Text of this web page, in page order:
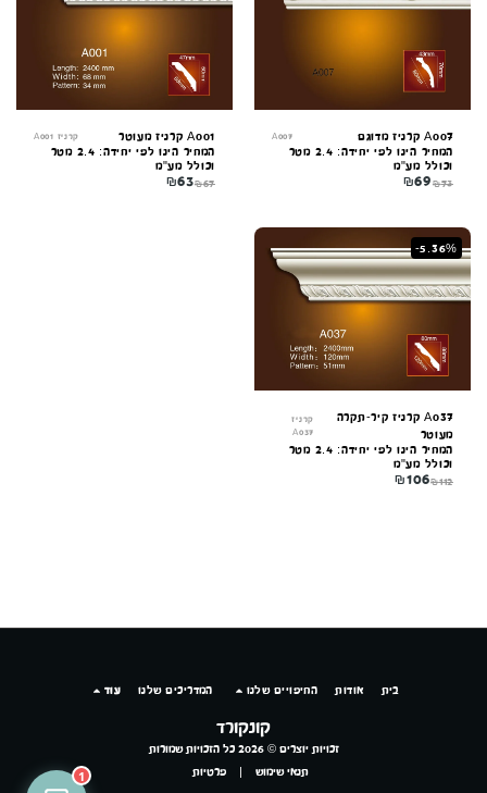
A007 קרניז מדוגם A007
המחיר הינו לפי יחידה: 2.4 מטר
וכולל מע"מ
₪73
₪69
A001 קרניז מעוטר קרניז A001
המחיר הינו לפי יחידה: 2.4 מטר
וכולל מע"מ
₪67
₪63
-5.36%
A037 קרניז קיר-תקרה
מעוטר
קרניז
A037
המחיר הינו לפי יחידה: 2.4 מטר
וכולל מע"מ
₪112
₪106
קונקורד
זכויות יוצרים © 2026 כל הזכויות שמורות
תנאי שימוש |פרטיות
בית אודות החיפויים שלנו המדריכים שלנו עוד
1
קונקורד — יועץ חיפויים
מקוון עכשיו